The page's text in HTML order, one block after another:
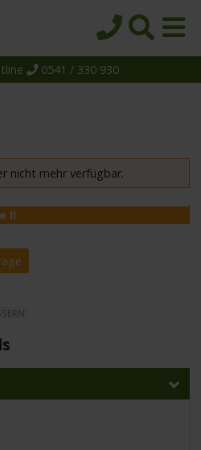
0541 / 330 930
nicht mehr verfügbar.
II